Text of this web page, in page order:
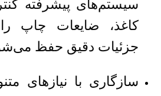
سیستم‌های پیشرفته
کاغذ، ضایعات چاپ
جزئیات دقیق حفظ
سازگاری با نیازهای